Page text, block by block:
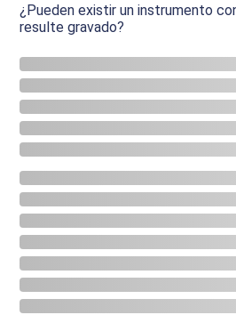
¿Pueden existir un instrumento
resulte gravado?